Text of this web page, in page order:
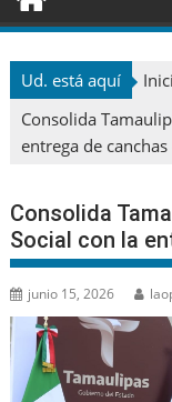
Ud. está aquí
Consolida
entrega de
Consolida
Social con la
junio 15, 2026